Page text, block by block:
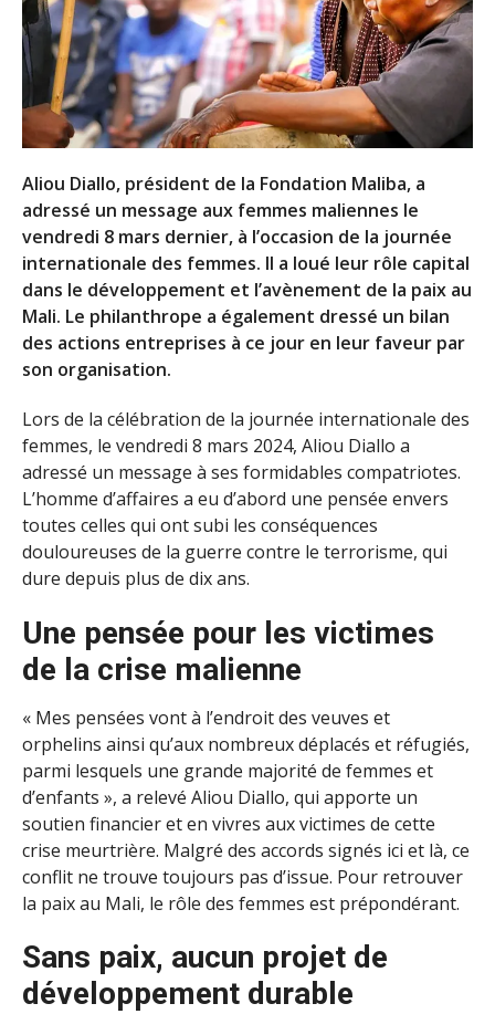
Aliou Diallo, président de la Fondation Maliba, a
adressé un message aux femmes maliennes le
vendredi 8 mars dernier, à l’occasion de la journée
internationale des femmes. Il a loué leur rôle capital
dans le développement et l’avènement de la paix au
Mali. Le philanthrope a également dressé un bilan
des actions entreprises à ce jour en leur faveur par
son organisation.
Lors de la célébration de la journée internationale des
femmes, le vendredi 8 mars 2024, Aliou Diallo a
adressé un message à ses formidables compatriotes.
L’homme d’affaires a eu d’abord une pensée envers
toutes celles qui ont subi les conséquences
douloureuses de la guerre contre le terrorisme, qui
dure depuis plus de dix ans.
Une pensée pour les victimes
de la crise malienne
« Mes pensées vont à l’endroit des veuves et
orphelins ainsi qu’aux nombreux déplacés et réfugiés,
parmi lesquels une grande majorité de femmes et
d’enfants », a relevé Aliou Diallo, qui apporte un
soutien financier et en vivres aux victimes de cette
crise meurtrière. Malgré des accords signés ici et là, ce
conflit ne trouve toujours pas d’issue. Pour retrouver
la paix au Mali, le rôle des femmes est prépondérant.
Sans paix, aucun projet de
développement durable